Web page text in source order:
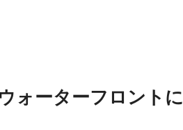
ォーターフロント